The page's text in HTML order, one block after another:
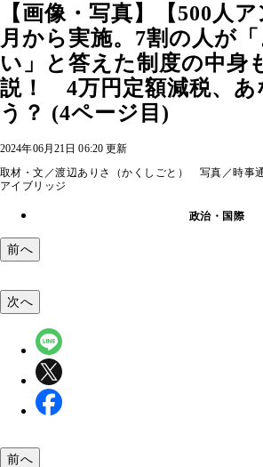
【画像・写真】【500人
月から実施。7割の人が
い」と答えた制度の中身
説！ 4万円定額減税、あ
う？ (4ページ目)
2024年06月21日 06:20 更新
取材・文／渡辺ありさ（かくしごと） 写真／時事
アイブリッジ
政治・国際
前へ
次へ
前へ